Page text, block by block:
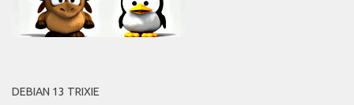
DEBIAN 13 TRIXIE